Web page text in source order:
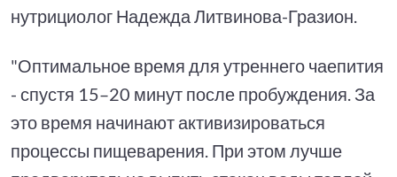
нутрициолог Надежда Литвинова-Гразион.
"Оптимальное время для утреннего чаепития
- спустя 15–20 минут после пробуждения. За
это время начинают активизироваться
процессы пищеварения. При этом лучше